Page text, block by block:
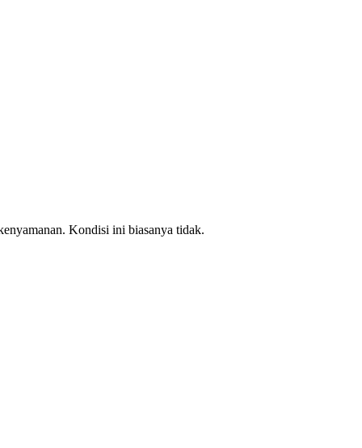
Kondisi ini biasanya tidak.